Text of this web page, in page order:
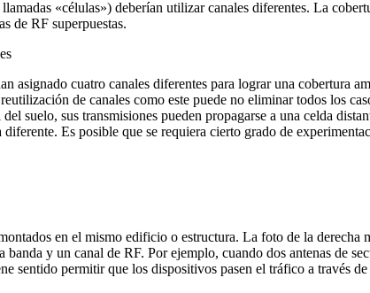
«células») deberían utilizar canales diferentes. La
de RF superpuestas.
asignado cuatro canales diferentes para lograr una cobertura
de canales como este puede no eliminar todos los
suelo, sus transmisiones pueden propagarse a una celda
Es posible que se requiera cierto grado de
en el mismo edificio o estructura. La foto de la
y un canal de RF. Por ejemplo, cuando dos antenas de
sentido permitir que los dispositivos pasen el tráfico a través